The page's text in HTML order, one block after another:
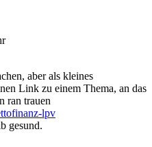
aber als kleines
Link zu einem Thema, an das
ran trauen
lpv
gesund.